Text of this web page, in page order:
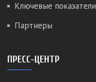
Ключевые показатели
Партнеры
ПРЕСС-ЦЕНТР